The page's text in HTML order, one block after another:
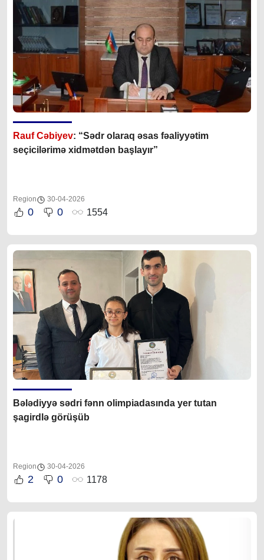
Rauf Cəbiyev: “Sədr olaraq əsas fəaliyyətim
seçicilərimə xidmətdən başlayır”
Region 30-04-2026
0 0 1554
Bələdiyyə sədri fənn olimpiadasında yer tutan
şagirdlə görüşüb
Region 30-04-2026
2 0 1178